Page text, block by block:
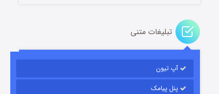
مردگان متحرک: شهر مرده ۳
قسمت۲ (زیرنویس) منتشر شد
تبلیغات متنی
آپ تیون
پنل پیامک